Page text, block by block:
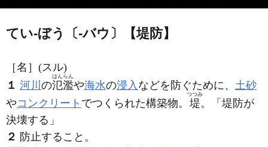
てい‐ぼう〔‐バウ〕【堤防】
［名］ (スル)
１ 河川 の氾濫
はんらん
や海水の浸入 などを防ぐために、 土砂
やコンクリート でつくられた構築物。 堤
つつみ
。「 堤防が
決壊する」
２ 防止すること。